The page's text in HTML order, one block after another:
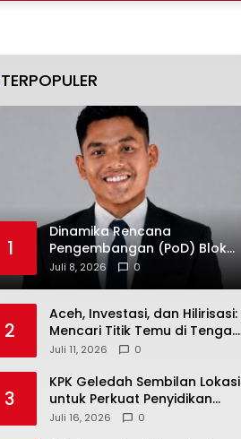
TERPOPULER
1
Dinamika Rencana
Pengembangan (PoD) Blok
Andaman: Jangan Sampai
Harapan Investasi Aceh
Juli 8, 2026 0
2
Aceh, Investasi, dan Hilirisasi:
Mencari Titik Temu di Tengah
Polemik Blok Andaman
Juli 11, 2026 0
3
KPK Geledah Sembilan Lokasi
untuk Perkuat Penyidikan
Dugaan Pemerasan Bupati
Juli 16, 2026 0